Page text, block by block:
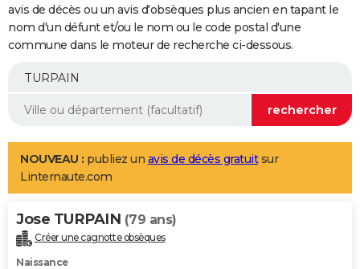
Retraite
Epargne
Immobilier
Risques naturels par ville
Banque
Assurance
AUTO
Essais
Réserver un essai
Citadines
Berlines
SUV
Forum auto
+
Mobiles
Meilleur smartphone
Internet
Ordinateurs
Jeux vidéo
Guide high-tech
Aménagement intérieur
LIFESTYLE
Art de vivre
Bien-être
Loisirs
Mode
Modes de vie
Alimentation
Guide de la santé
Maladies
Médicaments
Sommeil
VOYAGE
Destinations
City break
Voyage nature
Voyage de noces
Forum
Climat
+PHOTO
avis de décès ou un avis d'obsèques plus ancien en tapant le
nom d'un défunt et/ou le nom ou le code postal d'une
commune dans le moteur de recherche ci-dessous.
NOUVEAU : publiez un avis de décès gratuitsur
Linternaute.com
Jose TURPAIN (79 ans)
Créer une cagnotte obsèques
Naissance